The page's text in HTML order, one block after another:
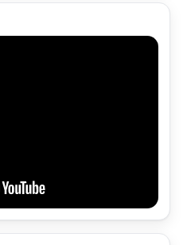
Centralizzato,